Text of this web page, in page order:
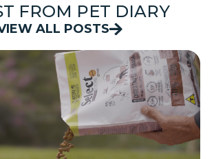
FROM PET DIARY
ALL POSTS